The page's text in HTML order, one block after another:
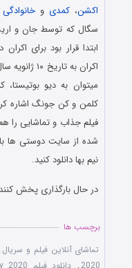
اکشن،کمدی وخانوادگی
سگال که توسط جان و
میتوان به دیو بوتیستا،
کلمن و کن جونگ اشاره
فیلم جذاب و تماشایی را
شده از سایت دوستی ها
نیم بها دانلود کنید.
در حال بارگذاری پخش
برچسب ها
تماشای آنلاین فیلم و سریال
2020
, دانلود فیلم My Spy 2020